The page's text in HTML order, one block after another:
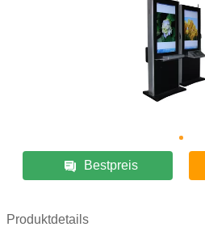
Bestpreis
Produktdetails